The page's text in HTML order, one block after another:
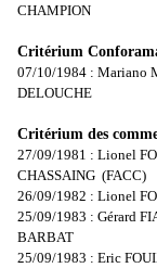
CHAMPION
Critérium
07/10/1984 : Mariano
DELOUCHE
Critérium des
27/09/1981 : Lionel
CHASSAING (FACC)
26/09/1982 : Lionel
25/09/1983 : Gérard
BARBAT
25/09/1983 : Eric